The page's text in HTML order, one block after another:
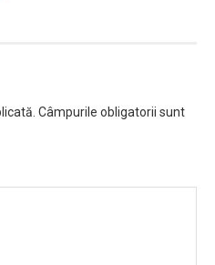
Câmpurile obligatorii sunt